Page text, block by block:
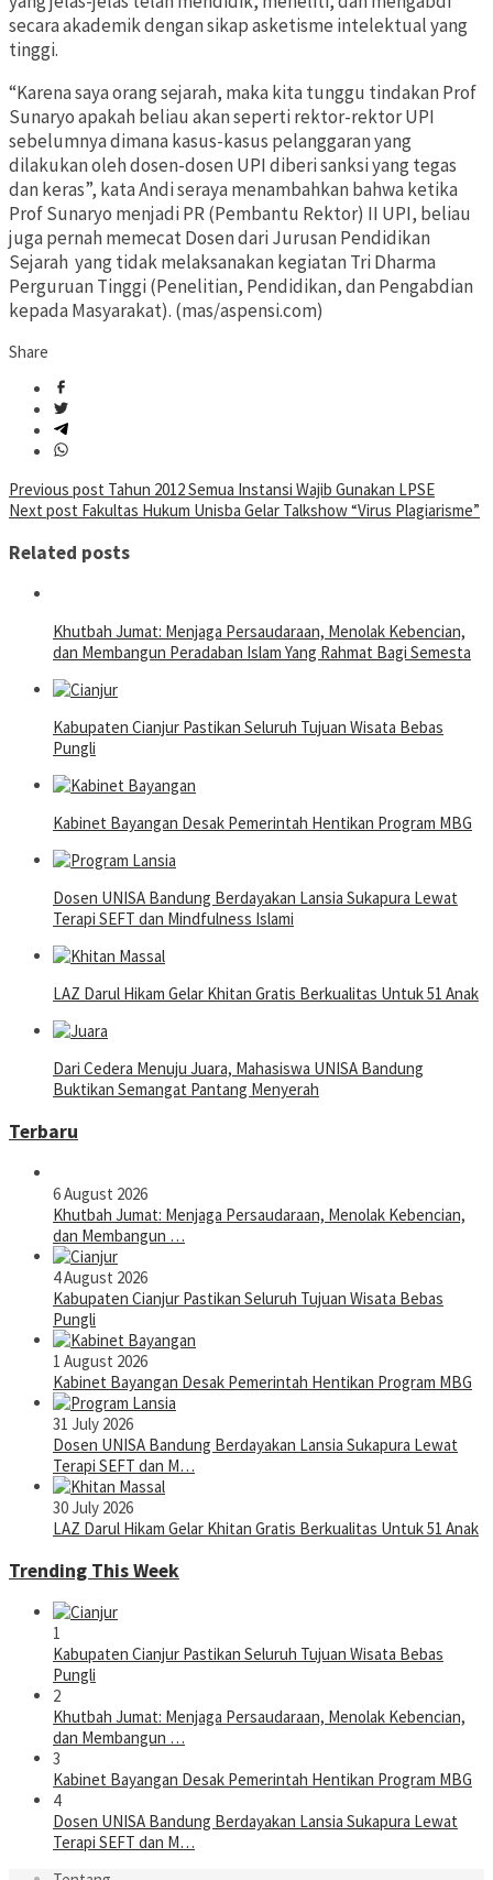
secara akademik dengan sikap asketisme intelektual yang
tinggi.
“Karena saya orang sejarah, maka kita tunggu tindakan Prof
Sunaryo apakah beliau akan seperti rektor-rektor UPI
sebelumnya dimana kasus-kasus pelanggaran yang
dilakukan oleh dosen-dosen UPI diberi sanksi yang tegas
dan keras”, kata Andi seraya menambahkan bahwa ketika
Prof Sunaryo menjadi PR (Pembantu Rektor) II UPI, beliau
juga pernah memecat Dosen dari Jurusan Pendidikan
Sejarah yang tidak melaksanakan kegiatan Tri Dharma
Perguruan Tinggi (Penelitian, Pendidikan, dan Pengabdian
kepada Masyarakat). (mas/aspensi.com)
Share
Post
navigation
Previous post Tahun 2012 Semua Instansi Wajib Gunakan LPSE
Next post Fakultas Hukum Unisba Gelar Talkshow “Virus Plagiarisme”
Related posts
Khutbah Jumat: Menjaga Persaudaraan, Menolak Kebencian,
dan Membangun Peradaban Islam Yang Rahmat Bagi Semesta
Kabupaten Cianjur Pastikan Seluruh Tujuan Wisata Bebas
Pungli
Kabinet Bayangan Desak Pemerintah Hentikan Program MBG
Dosen UNISA Bandung Berdayakan Lansia Sukapura Lewat
Terapi SEFT dan Mindfulness Islami
LAZ Darul Hikam Gelar Khitan Gratis Berkualitas Untuk 51 Anak
Dari Cedera Menuju Juara, Mahasiswa UNISA Bandung
Buktikan Semangat Pantang Menyerah
Terbaru
6 August 2026
Khutbah Jumat: Menjaga Persaudaraan, Menolak Kebencian,
dan Membangun …
4 August 2026
Kabupaten Cianjur Pastikan Seluruh Tujuan Wisata Bebas
Pungli
1 August 2026
Kabinet Bayangan Desak Pemerintah Hentikan Program MBG
31 July 2026
Dosen UNISA Bandung Berdayakan Lansia Sukapura Lewat
Terapi SEFT dan M…
30 July 2026
LAZ Darul Hikam Gelar Khitan Gratis Berkualitas Untuk 51 Anak
Trending This Week
1
Kabupaten Cianjur Pastikan Seluruh Tujuan Wisata Bebas
Pungli
2
Khutbah Jumat: Menjaga Persaudaraan, Menolak Kebencian,
dan Membangun …
3
Kabinet Bayangan Desak Pemerintah Hentikan Program MBG
4
Dosen UNISA Bandung Berdayakan Lansia Sukapura Lewat
Terapi SEFT dan M…